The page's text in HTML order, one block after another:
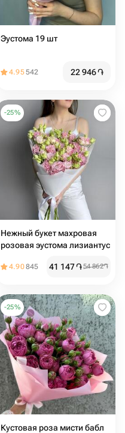
Эустома 19 шт
4.95542 22 946֏
-25%
Нежный букет махровая
розовая эустома лизиантус
4.90845 41 147֏54 862֏
-25%
Кустовая роза мисти бабл